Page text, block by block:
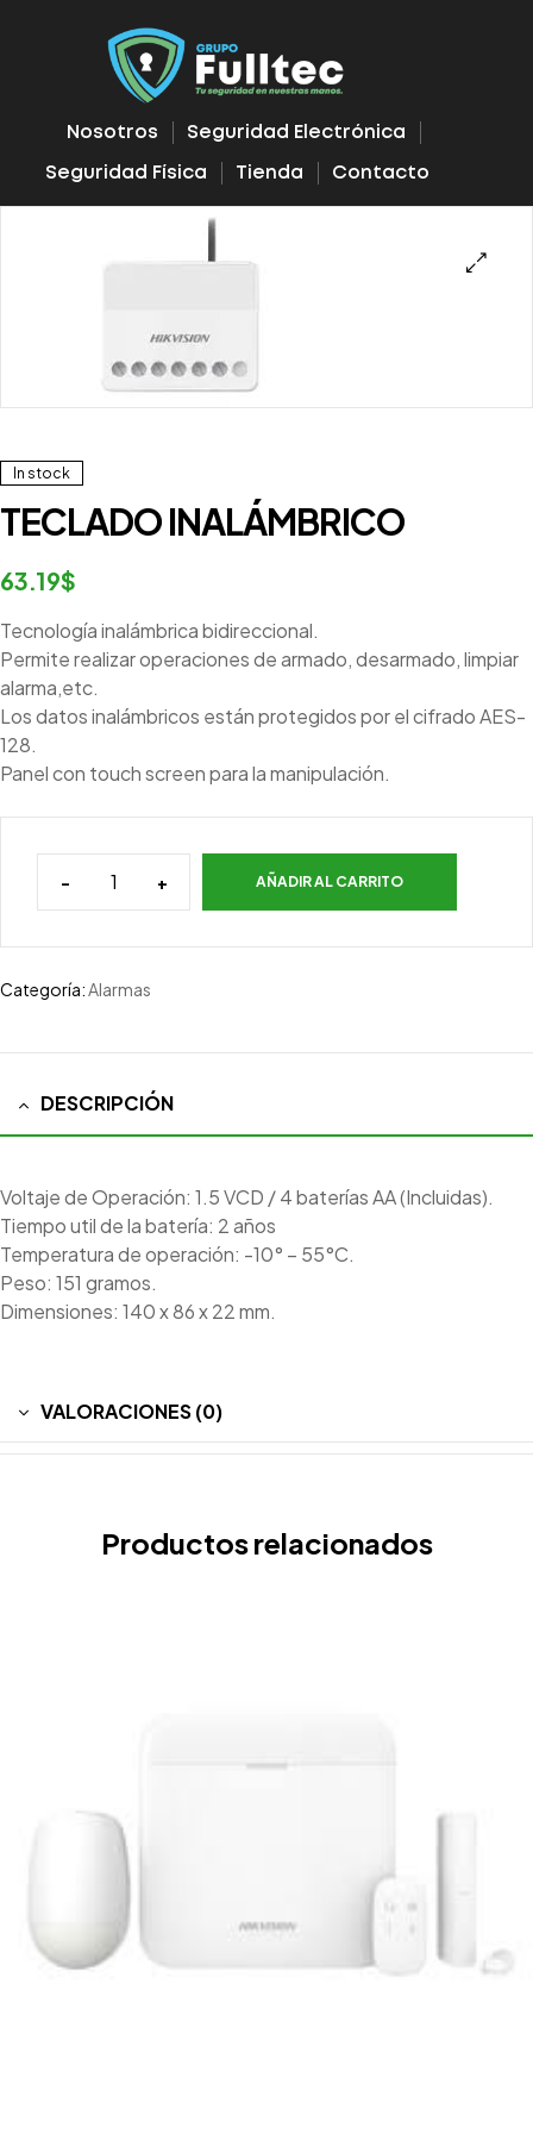
Nosotros Seguridad Electrónica
Seguridad Física Tienda Contacto
In stock
TECLADO INALÁMBRICO
63.19$
Tecnología inalámbrica bidireccional.
Permite realizar operaciones de armado, desarmado, limpiar
alarma,etc.
Los datos inalámbricos están protegidos por el cifrado AES-
128.
Panel con touch screen para la manipulación.
- + AÑADIR AL CARRITO
Categoría:Alarmas
DESCRIPCIÓN
Voltaje de Operación: 1.5 VCD / 4 baterías AA (Incluidas).
Tiempo util de la batería: 2 años
Temperatura de operación: -10° – 55°C.
Peso: 151 gramos.
Dimensiones: 140 x 86 x 22 mm.
VALORACIONES (0)
Productos relacionados